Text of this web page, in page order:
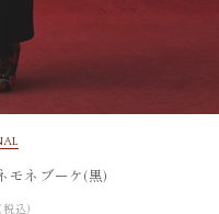
モネブーケ(黒)
税込）